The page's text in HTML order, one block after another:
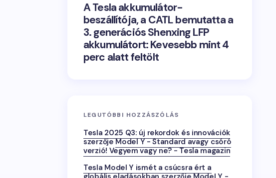
A Tesla akkumulátor-
beszállítója, a CATL bemutatta a
3. generációs Shenxing LFP
akkumulátort: Kevesebb mint 4
perc alatt feltölt
LEGUTÓBBI HOZZÁSZÓLÁS
Tesla 2025 Q3: új rekordok és innovációk
szerzőjeModel Y - Standard avagy csóró
verzió! Vegyem vagy ne? - Tesla magazin
Tesla Model Y ismét a csúcsra ért a